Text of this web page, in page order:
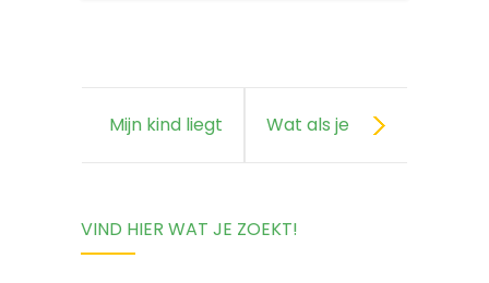
Mijn kind liegt
Wat kan ik
Wat als je
praat over
VIND HIER WAT JE ZOEKT!